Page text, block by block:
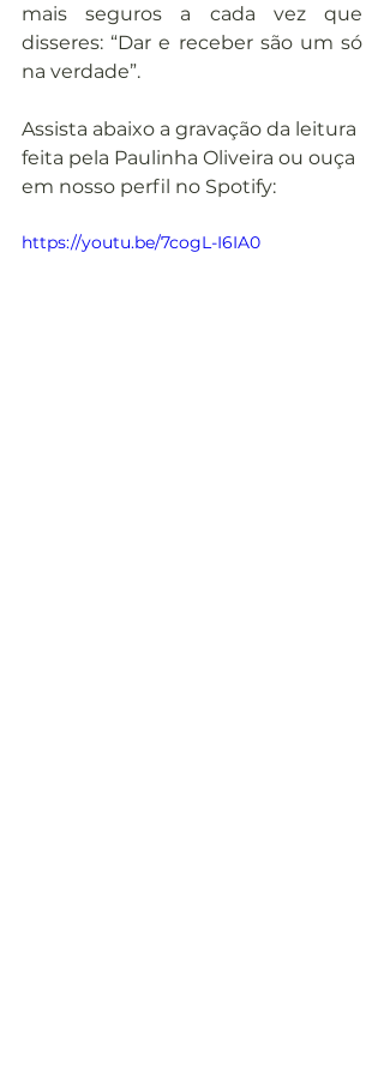
mais seguros a cada vez que
disseres: “Dar e receber são um só
na verdade”.
Assista abaixo a gravação da leitura
feita pela Paulinha Oliveira ou ouça
em nosso perfil no Spotify:
https://youtu.be/7cogL-I6IA0